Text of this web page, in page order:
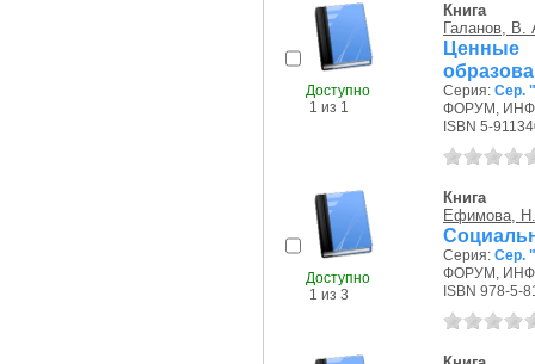
Доступно
1 из 1
Книга
Галанов, В.
Ценные
Серия: Сер.
ФОРУМ,
ISBN 5-
Доступно
1 из 3
Книга
Ефимова,
Серия: Сер.
ФОРУМ,
ISBN 978-5-